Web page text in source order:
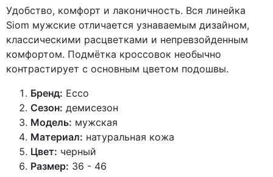
Удобство, комфорт и лаконичность. Вся линейка
Siom мужские отличается узнаваемым дизайном,
классическими расцветками и непревзойденным
комфортом. Подмётка кроссовок необычно
контрастирует с основным цветом подошвы.
Бренд: Ecco
Cезон: демисезон
Модель: мужская
Материал: натуральная кожа
Цвет: черный
Размер: 36 - 46